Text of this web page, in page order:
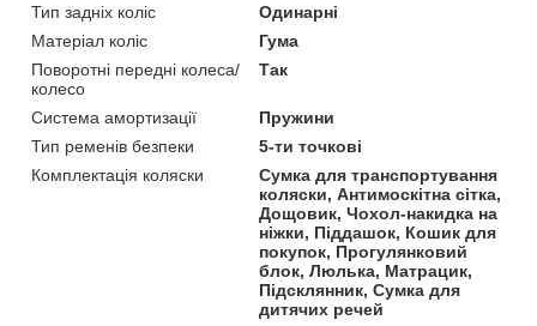
Тип задніх коліс
Одинарні
Матеріал коліс
Гума
Поворотні передні колеса/
колесо
Так
Система амортизації
Пружини
Тип ременів безпеки
5-ти точкові
Комплектація коляски
Сумка для транспортування
коляски, Антимоскітна сітка,
Дощовик, Чохол-накидка на
ніжки, Піддашок, Кошик для
покупок, Прогулянковий
блок, Люлька, Матрацик,
Підсклянник, Сумка для
дитячих речей